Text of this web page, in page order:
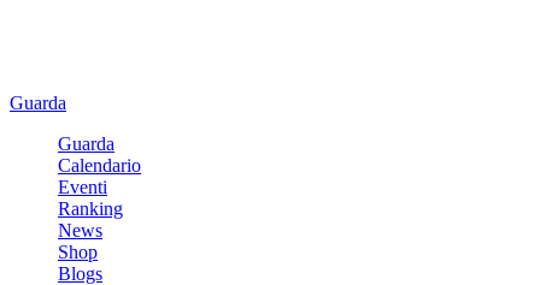
Guarda
Guarda
Calendario
Eventi
Ranking
News
Shop
Blogs